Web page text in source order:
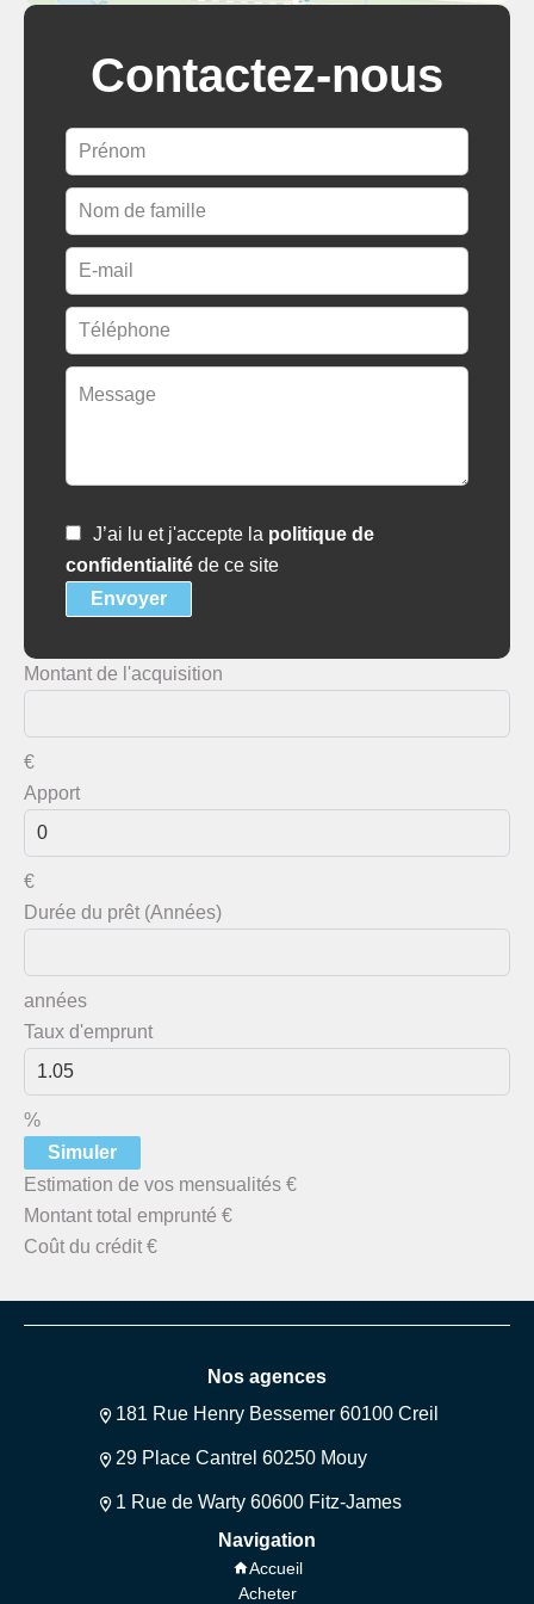
Contactez-nous
J’ai lu et j'accepte la politique de
confidentialité de ce site
Envoyer
Montant de l'acquisition
€
Apport
€
Durée du prêt (Années)
années
Taux d'emprunt
%
Simuler
Estimation de vos mensualités €
Montant total emprunté €
Coût du crédit €
Nos agences
181 Rue Henry Bessemer 60100 Creil
29 Place Cantrel 60250 Mouy
1 Rue de Warty 60600 Fitz-James
Navigation
Accueil
Acheter